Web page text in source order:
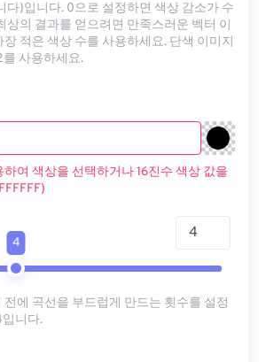
다)입니다. 0으로 설정하면 색상 감소가 수
상의 결과를 얻으려면 만족스러운 벡터 이
적은 색상 수를 사용하세요. 단색 이미지
사용하세요.
여 색상을 선택하거나 16진수 색상 값을
4
에 곡선을 부드럽게 만드는 횟수를 설정
니다.